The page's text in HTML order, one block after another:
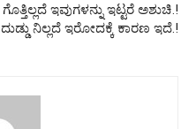
ಗೊತ್ತಿಲ್ಲದೆ ಇವುಗಳನ್ನು ಇಟ್ಟರೆ ಅಶುಚಿ.!
ದುಡ್ಡು ನಿಲ್ಲದೆ ಇರೋದಕ್ಕೆ ಕಾರಣ ಇದೆ.!